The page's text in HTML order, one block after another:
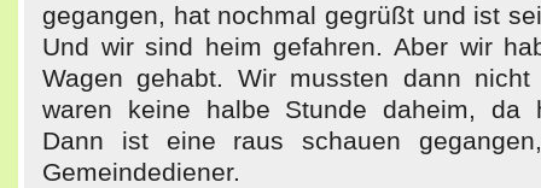
gegangen, hat nochmal gegrüßt und ist
Und wir sind heim gefahren. Aber wir
Wagen gehabt. Wir mussten dann
waren keine halbe Stunde daheim, da
Dann ist eine raus schauen
Gemeindediener.